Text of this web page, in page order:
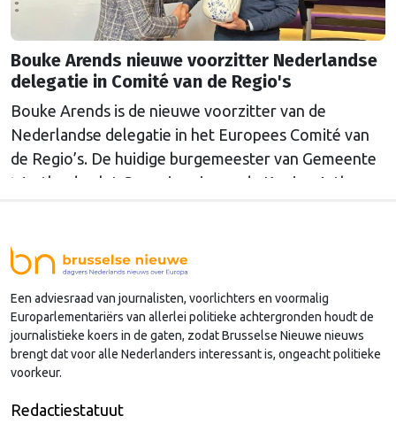
Bouke Arends nieuwe voorzitter Nederlandse
delegatie in Comité van de Regio's
Bouke Arends is de nieuwe voorzitter van de
Nederlandse delegatie in het Europees Comité van
de Regio’s. De huidige burgemeester van Gemeente
Westland volgt Commissaris van de Koning Arthur
Nederlandse regio’s behoorlijk succesvol in hun
lobby in Brussel, en dat komt vooral omdat …
Continued
Een adviesraad van journalisten, voorlichters en voormalig
Europarlementariërs van allerlei politieke achtergronden houdt de
journalistieke koers in de gaten, zodat Brusselse Nieuwe nieuws
brengt dat voor alle Nederlanders interessant is, ongeacht politieke
voorkeur.
Redactiestatuut